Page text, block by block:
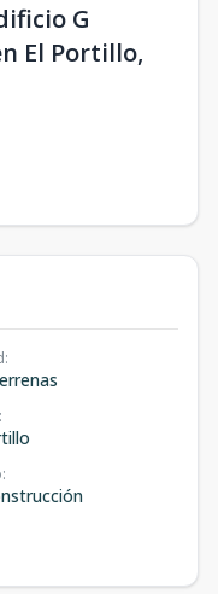
G
El Portillo,
:
:
: